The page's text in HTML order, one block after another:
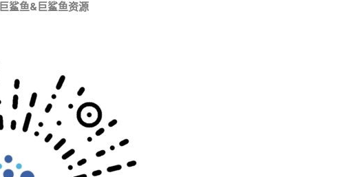
鲨鱼&巨鲨鱼资源